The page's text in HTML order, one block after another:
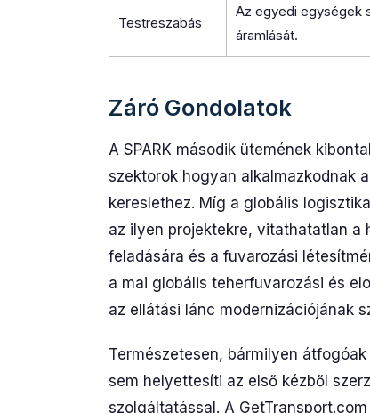
Testreszabás
Az egyedi egységek
áramlását.
Záró Gondolatok
A SPARK második ütemének
szektorok hogyan alkalmazkodnak
kereslethez. Míg a globális
az ilyen projektekre, vitathatatlan a
feladására és a fuvarozási
a mai globális teherfuvarozási és
az ellátási lánc modernizációjának
Természetesen, bármilyen
sem helyettesíti az első kézből
szolgáltatással. A